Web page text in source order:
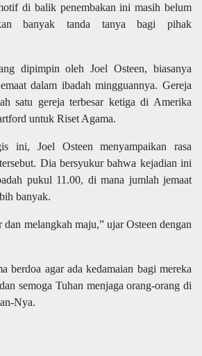
di balik penembakan ini masih belum
banyak tanda tanya bagi pihak
dipimpin oleh Joel Osteen, biasanya
dalam ibadah mingguannya. Gereja
satu gereja terbesar ketiga di Amerika
untuk Riset Agama.
ini, Joel Osteen menyampaikan rasa
Dia bersyukur bahwa kejadian ini
pukul 11.00, di mana jumlah jemaat
banyak.
dan melangkah maju,” ujar Osteen dengan
berdoa agar ada kedamaian bagi mereka
semoga Tuhan menjaga orang-orang di
Nya.